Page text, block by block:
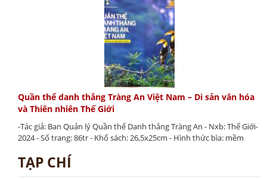
Quần thể danh thắng Tràng An Việt Nam – Di sản văn hóa
và Thiên nhiên Thế Giới
-Tác giả: Ban Quản lý Quần thể Danh thắng Tràng An - Nxb: Thế Giới-
2024 - Số trang: 86tr - Khổ sách: 26,5x25cm - Hình thức bìa: mềm
TẠP CHÍ